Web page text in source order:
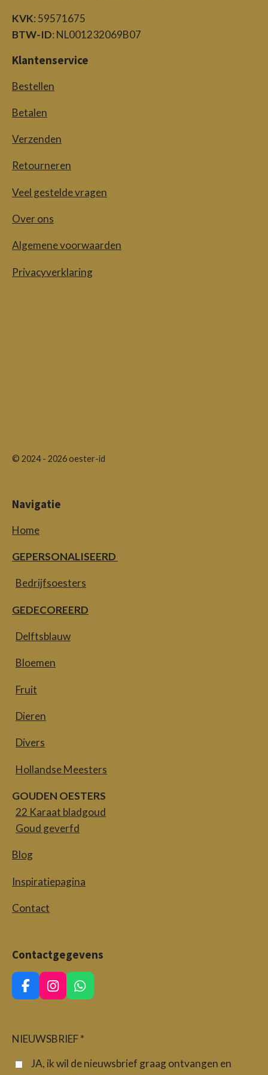
KVK: 59571675
BTW-ID: NL001232069B07
Klantenservice
Bestellen
Betalen
Verzenden
Retourneren
Veel gestelde vragen
Over ons
Algemene voorwaarden
Privacyverklaring
© 2024 - 2026 oester-id
Navigatie
Home
GEPERSONALISEERD
Bedrijfsoesters
GEDECOREERD
Delftsblauw
Bloemen
Fruit
Dieren
Divers
Hollandse Meesters
GOUDEN OESTERS
22 Karaat bladgoud
Goud geverfd
Blog
Inspiratiepagina
Contact
Contactgegevens
F
a
b
I
n
a
r
W
h
s
p
NIEUWSBRIEF *
JA, ik wil de nieuwsbrief graag ontvangen en